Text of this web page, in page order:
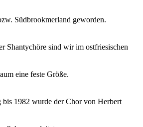
Südbrookmerland geworden.
Shantychöre sind wir im ostfriesischen
eine feste Größe.
bis 1982 wurde der Chor von Herbert